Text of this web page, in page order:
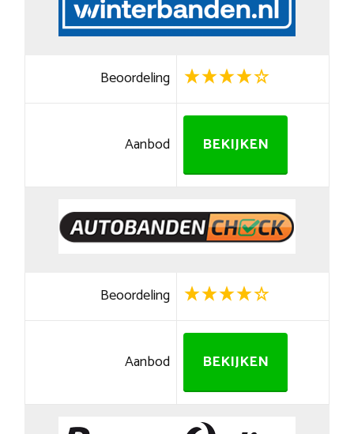
Beoordeling
Aanbod BEKIJKEN
Beoordeling
Aanbod BEKIJKEN